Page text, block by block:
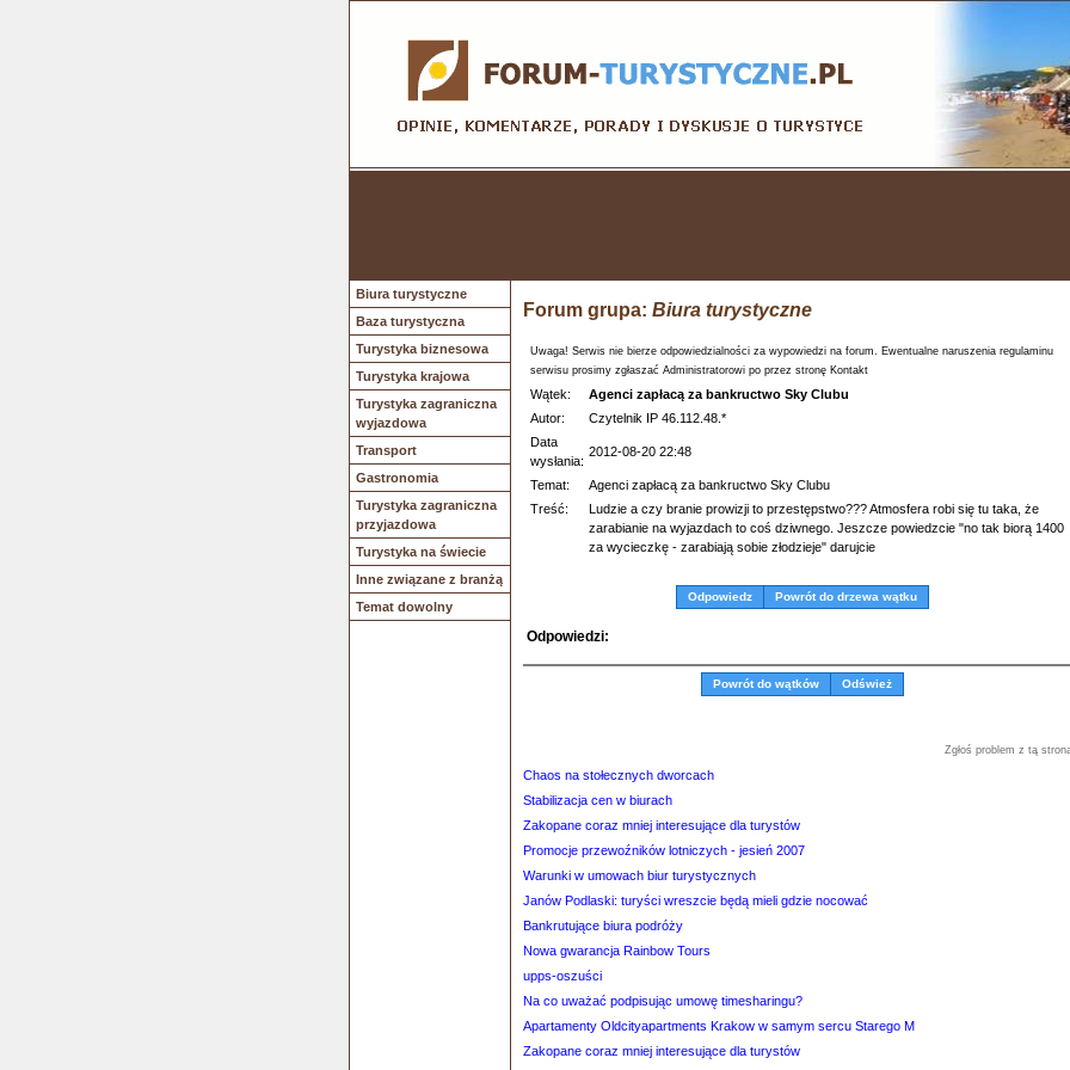
Biura turystyczne
Baza turystyczna
Turystyka biznesowa
Turystyka krajowa
Turystyka zagraniczna
wyjazdowa
Transport
Gastronomia
Turystyka zagraniczna
przyjazdowa
Turystyka na świecie
Inne związane z branżą
Temat dowolny
Forum grupa: Biura turystyczne
Uwaga! Serwis nie bierze odpowiedzialności za wypowiedzi na forum. Ewentualne naruszenia regulaminu
serwisu prosimy zgłaszać Administratorowi po przez stronę Kontakt
Wątek:
Agenci zapłacą za bankructwo Sky Clubu
Autor:
Czytelnik IP 46.112.48.*
Data
wysłania:
2012-08-20 22:48
Temat:
Agenci zapłacą za bankructwo Sky Clubu
Treść:
Ludzie a czy branie prowizji to przestępstwo??? Atmosfera robi się tu taka, że
zarabianie na wyjazdach to coś dziwnego. Jeszcze powiedzcie "no tak biorą 1400
za wycieczkę - zarabiają sobie złodzieje" darujcie
Odpowiedz Powrót do drzewa wątku
Odpowiedzi:
Powrót do wątków Odśwież
Zgłoś problem z tą
Chaos na stołecznych dworcach
Stabilizacja cen w biurach
Zakopane coraz mniej interesujące dla turystów
Promocje przewoźników lotniczych - jesień 2007
Warunki w umowach biur turystycznych
Janów Podlaski: turyści wreszcie będą mieli gdzie nocować
Bankrutujące biura podróży
Nowa gwarancja Rainbow Tours
upps-oszuści
Na co uważać podpisując umowę timesharingu?
Apartamenty Oldcityapartments Krakow w samym sercu Starego M
Zakopane coraz mniej interesujące dla turystów